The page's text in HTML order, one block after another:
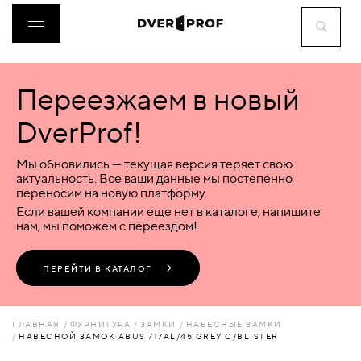
ДВЕРИ
ФУРНИТУРА
ВОРОТА
ПЕРЕГОРОДКИ
Переезжаем в новый
DverProf!
Мы обновились — текущая версия теряет свою
актуальность. Все ваши данные мы постепенно
переносим на новую платформу.
Если вашей компании еще нет в каталоге, напишите
нам, мы поможем с переездом!
ПЕРЕЙТИ В КАТАЛОГ
ГЛАВНАЯ ФУРНИТУРА ЗАМКИ
НАВЕСНЫЕ ЗАМКИ
НАВЕСНОЙ ЗАМОК ABUS 717AL/45 GREY C/BLISTER